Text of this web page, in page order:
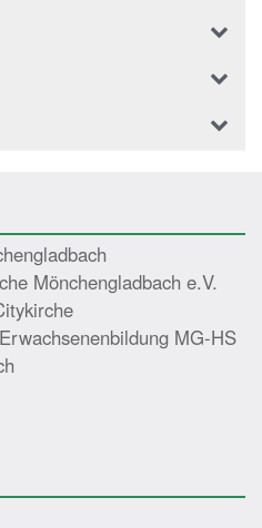
Mönchengladbach e.V.
MG-HS